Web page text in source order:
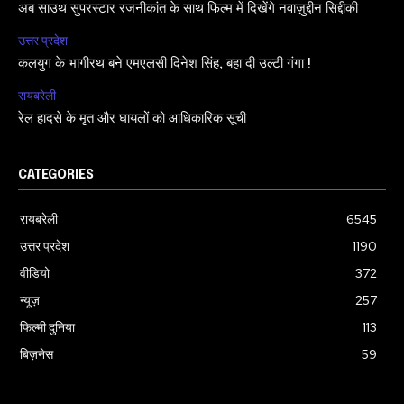
अब साउथ सुपरस्टार रजनीकांत के साथ फिल्म में दिखेंगे नवाज़ुद्दीन सिद्दीकी
उत्तर प्रदेश
कलयुग के भागीरथ बने एमएलसी दिनेश सिंह, बहा दी उल्टी गंगा !
रायबरेली
रेल हादसे के मृत और घायलों को आधिकारिक सूची
CATEGORIES
रायबरेली
6545
उत्तर प्रदेश
1190
वीडियो
372
न्यूज़
257
फिल्मी दुनिया
113
बिज़नेस
59